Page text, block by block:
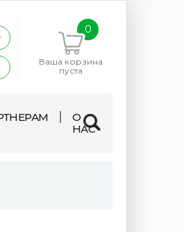
0
Ваша корзина
пуста
О
НАС